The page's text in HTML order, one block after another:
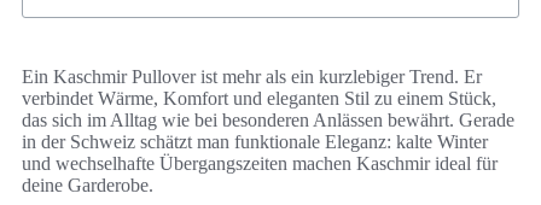
Ein Kaschmir Pullover ist mehr als ein kurzlebiger Trend. Er
verbindet Wärme, Komfort und eleganten Stil zu einem Stück,
das sich im Alltag wie bei besonderen Anlässen bewährt. Gerade
in der Schweiz schätzt man funktionale Eleganz: kalte Winter
und wechselhafte Übergangszeiten machen Kaschmir ideal für
deine Garderobe.